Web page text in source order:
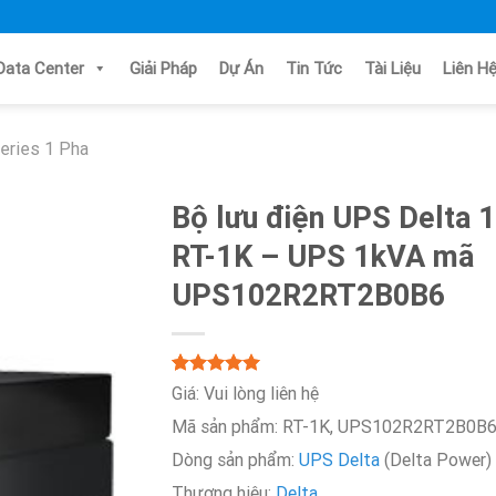
Center Giải Pháp Dự Án Tin Tức Tài Liệu
1 Pha
Bộ lưu điện UPS Delta
RT-1K – UPS 1kVA mã
UPS102R2RT2B0B6
Rated5.00
based on
2
ratings
Giá: Vui lòng liên hệ
Mã sản phẩm: RT-1K, UPS102R2RT2B0B6
Dòng sản phẩm: UPS Delta(Delta Power)